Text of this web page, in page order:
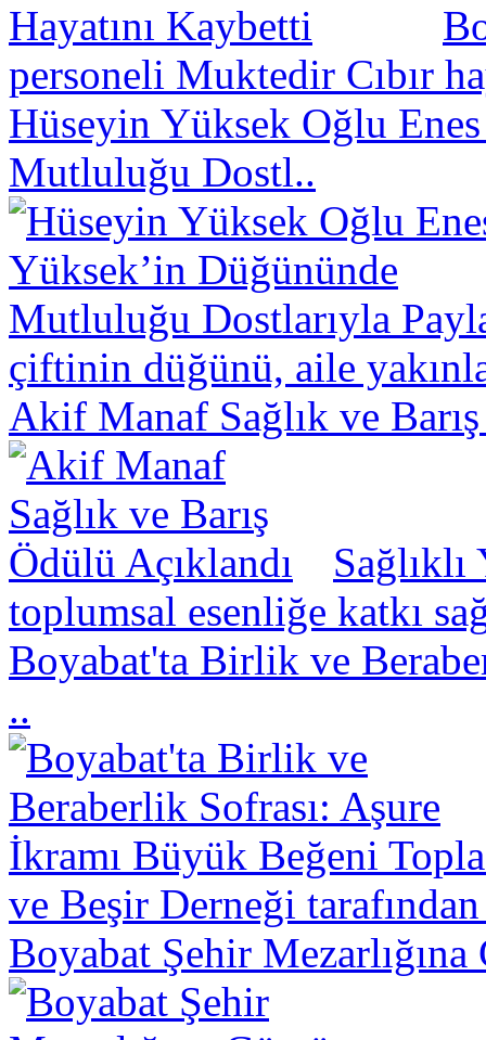
personeli Muktedir Cıbır
Hüseyin Yüksek Oğlu
Mutluluğu Dostl..
çiftinin düğünü, aile
Akif Manaf Sağlık ve
toplumsal esenliğe katkı
Boyabat'ta Birlik ve
..
ve Beşir Derneği
Boyabat Şehir Mezarlığına